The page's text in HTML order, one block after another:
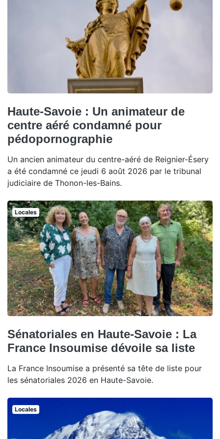
Haute-Savoie : Un animateur de
centre aéré condamné pour
pédopornographie
Un ancien animateur du centre-aéré de Reignier-Ésery
a été condamné ce jeudi 6 août 2026 par le tribunal
judiciaire de Thonon-les-Bains.
Locales
Sénatoriales en Haute-Savoie : La
France Insoumise dévoile sa liste
La France Insoumise a présenté sa tête de liste pour
les sénatoriales 2026 en Haute-Savoie.
Locales